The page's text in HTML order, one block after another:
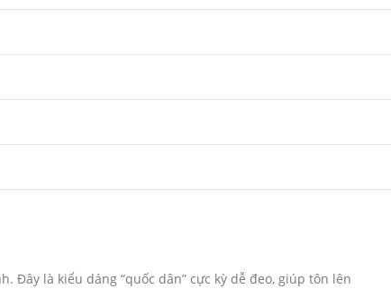
Đây là kiểu dáng “quốc dân” cực kỳ dễ đeo, giúp tôn lên